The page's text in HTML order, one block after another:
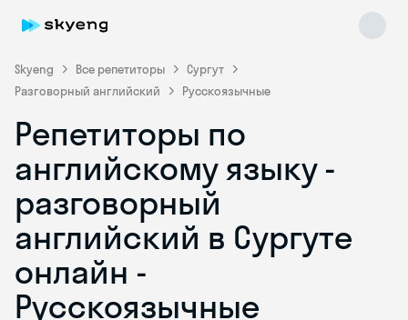
Skyeng Все репетиторы
Сургут
Разговорный английский
Русскоязычные
Репетиторы по
английскому языку -
разговорный
английский в Сургуте
онлайн -
Русскоязычные
Skyeng Chat